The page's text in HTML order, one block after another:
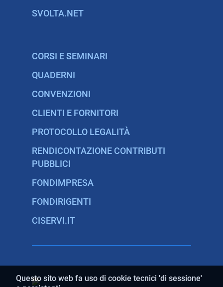
Questo sito web fa uso di cookie tecnici 'di sessione'
SVOLTA.NET
CORSI E SEMINARI
QUADERNI
CONVENZIONI
CLIENTI E FORNITORI
PROTOCOLLO LEGALITÀ
RENDICONTAZIONE CONTRIBUTI
PUBBLICI
FONDIMPRESA
FONDIRIGENTI
CISERVI.IT